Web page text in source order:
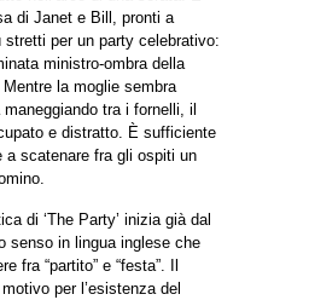
di Janet e Bill, pronti a
per un party celebrativo:
ministro-ombra della
la moglie sembra
tra i fornelli, il
e distratto. È sufficiente
a scatenare fra gli ospiti un
di ‘The Party’ inizia già dal
senso in lingua inglese che
fra “partito” e “festa”. Il
per l’esistenza del